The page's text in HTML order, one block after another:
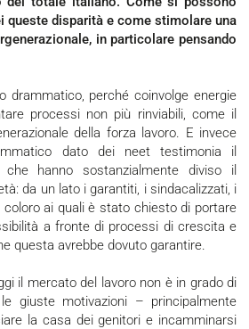
queste disparità e come stimolare una
in particolare pensando
processi non più rinviabili, come il
della forza lavoro. E invece
dato dei neet testimonia il
hanno sostanzialmente diviso il
da un lato i garantiti, i sindacalizzati, i
coloro ai quali è stato chiesto di portare
a fronte di processi di crescita e
questa avrebbe dovuto garantire.
giuste motivazioni – principalmente
la casa dei genitori e incamminarsi